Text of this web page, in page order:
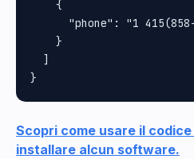
    {
"phone": "1
    }
  ]
Scopri come usare il
installare alcun software.